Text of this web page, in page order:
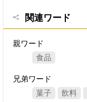
関連ワード
親ワード
食品
兄弟ワード
菓子
飲料